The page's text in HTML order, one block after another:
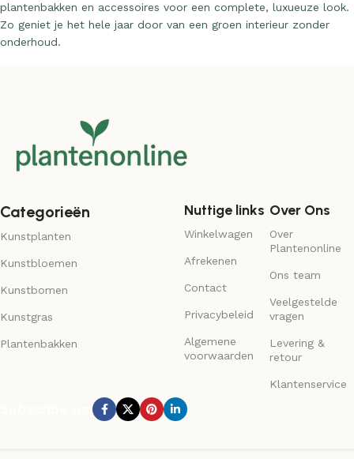
plantenbakken en accessoires voor een complete, luxueuze look.
Zo geniet je het hele jaar door van een groen interieur zonder
onderhoud.
Categorieën
Kunstplanten
Kunstbloemen
Kunstbomen
Kunstgras
Plantenbakken
Nuttige links
Winkelwagen
Afrekenen
Contact
Privacybeleid
Algemene
voorwaarden
Over Ons
Over
Plantenonline
Ons team
Veelgestelde
vragen
Levering &
retour
Klantenservice